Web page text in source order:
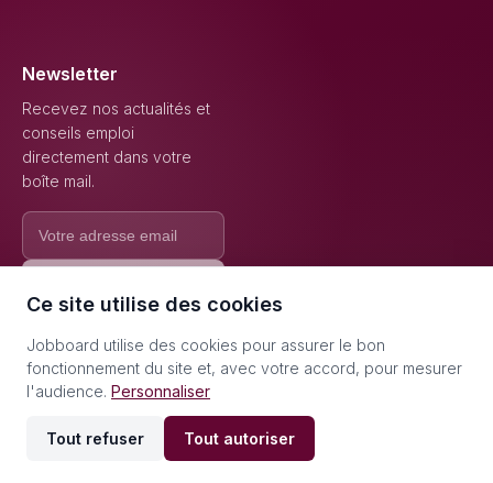
Newsletter
Recevez nos actualités et
conseils emploi
directement dans votre
boîte mail.
Gérer les cookies
Ce site utilise des cookies
Jobboard utilise des cookies pour assurer le bon
fonctionnement du site et, avec votre accord, pour mesurer
l'audience. Personnaliser
Tout refuser Tout autoriser